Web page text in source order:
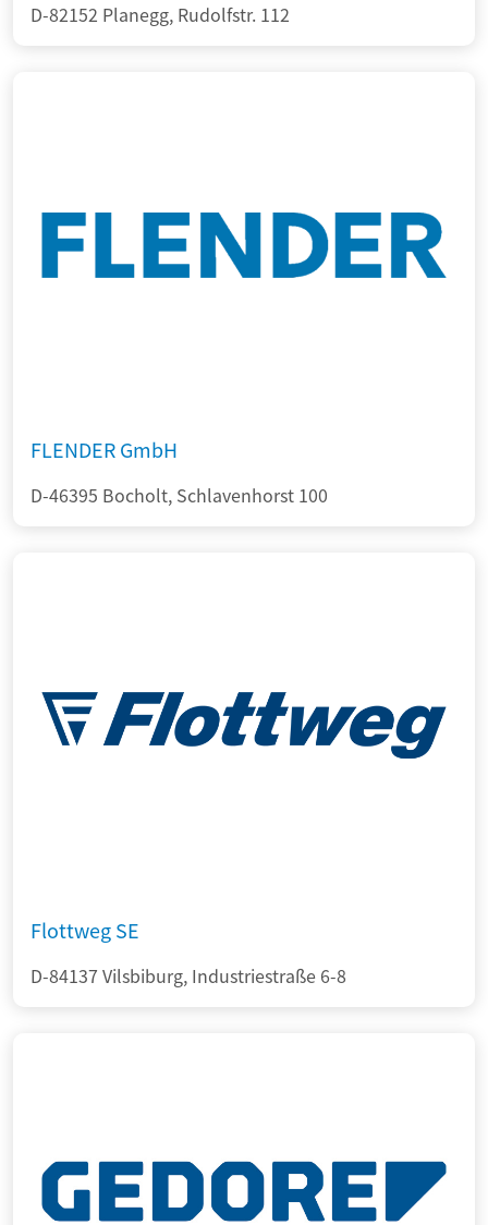
D-82152 Planegg, Rudolfstr. 112
FLENDER GmbH
D-46395 Bocholt, Schlavenhorst 100
Flottweg SE
D-84137 Vilsbiburg, Industriestraße 6-8